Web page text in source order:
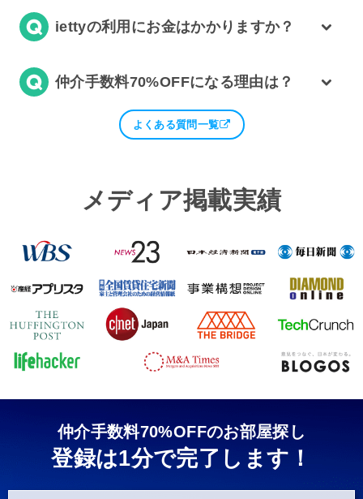
iettyの利用にお金はかかりますか？
仲介手数料70%OFFになる理由は？
よくある質問一覧
メディア掲載実績
仲介手数料70%OFFのお部屋探し
登録は1分で完了します！